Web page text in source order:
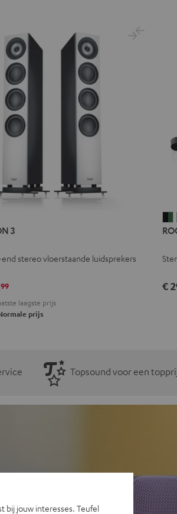
3
end stereo vloerstaande luidsprekers
99
laagste prijs
prijs
€
Topsound voor een
bij jouw interesses. Teufel